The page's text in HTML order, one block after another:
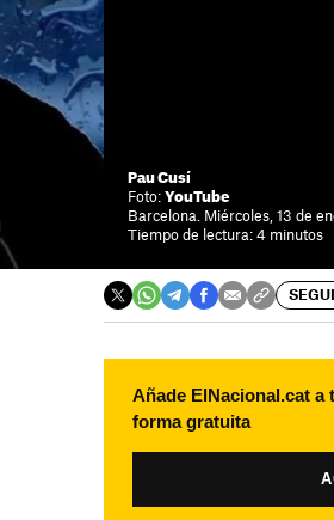
Pau Cusí
Foto: YouTube
Barcelona. Miércoles, 13 de
Tiempo de lectura: 4 minutos
Añade ElNacional.cat a
forma gratuita